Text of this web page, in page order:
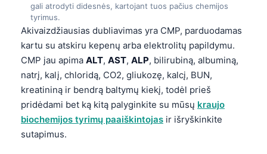
gali atrodyti didesnės, kartojant tuos pačius chemijos
tyrimus.
Akivaizdžiausias dubliavimas yra CMP, parduodamas
kartu su atskiru kepenų arba elektrolitų papildymu.
CMP jau apima ALT, AST, ALP, bilirubiną, albuminą,
natrį, kalį, chloridą, CO2, gliukozę, kalcį, BUN,
kreatininą ir bendrą baltymų kiekį, todėl prieš
pridėdami bet ką kitą palyginkite su mūsų kraujo
biochemijos tyrimų paaiškintojas ir išryškinkite
sutapimus.